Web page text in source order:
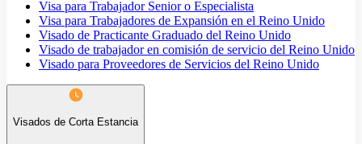
Visa para Trabajador Senior o Especialista
Visa para Trabajadores de Expansión en el Reino Unido
Visado de Practicante Graduado del Reino Unido
Visado de trabajador en comisión de servicio del Reino Unido
Visado para Proveedores de Servicios del Reino Unido
Visados de Corta Estancia